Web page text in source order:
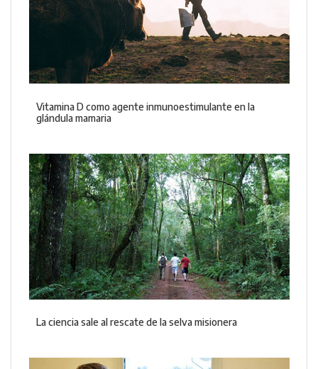
Vitamina D como agente inmunoestimulante en la
glándula mamaria
La ciencia sale al rescate de la selva misionera